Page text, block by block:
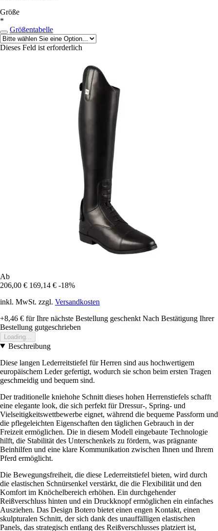
Größe
*
Größentabelle
Dieses Feld ist erforderlich
Ab
206,00 € 169,14 € -18%
inkl. MwSt. zzgl. Versandkosten
+8,46 € für Ihre nächste Bestellung geschenkt Nach Bestätigung Ihrer
Bestellung gutgeschrieben
Loading...
Beschreibung
Diese langen Lederreitstiefel für Herren sind aus hochwertigem
europäischem Leder gefertigt, wodurch sie schon beim ersten Tragen
geschmeidig und bequem sind.
Der traditionelle kniehohe Schnitt dieses hohen Herrenstiefels schafft
eine elegante look, die sich perfekt für Dressur-, Spring- und
Vielseitigkeitswettbewerbe eignet, während die bequeme Passform und
die pflegeleichten Eigenschaften den täglichen Gebrauch in der
Freizeit ermöglichen. Die in diesem Modell eingebaute Technologie
hilft, die Stabilität des Unterschenkels zu fördern, was prägnante
Beinhilfen und eine klare Kommunikation zwischen Ihnen und Ihrem
Pferd ermöglicht.
Die Bewegungsfreiheit, die diese Lederreitstiefel bieten, wird durch
die elastischen Schnürsenkel verstärkt, die die Flexibilität und den
Komfort im Knöchelbereich erhöhen. Ein durchgehender
Reißverschluss hinten und ein Druckknopf ermöglichen ein einfaches
Ausziehen. Das Design Botero bietet einen engen Kontakt, einen
skulpturalen Schnitt, der sich dank des unauffälligen elastischen
Panels, das strategisch entlang des Reißverschlusses platziert ist,